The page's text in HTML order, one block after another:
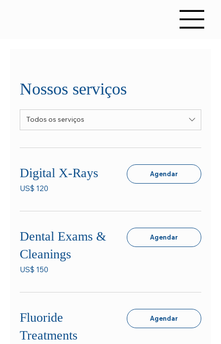
Nossos serviços
Todos os serviços
Digital X-Rays
120
Dólares
US$ 120
Agendar
Dental Exams &
Cleanings
150
Dólares
US$ 150
Agendar
Fluoride
Treatments
Agendar